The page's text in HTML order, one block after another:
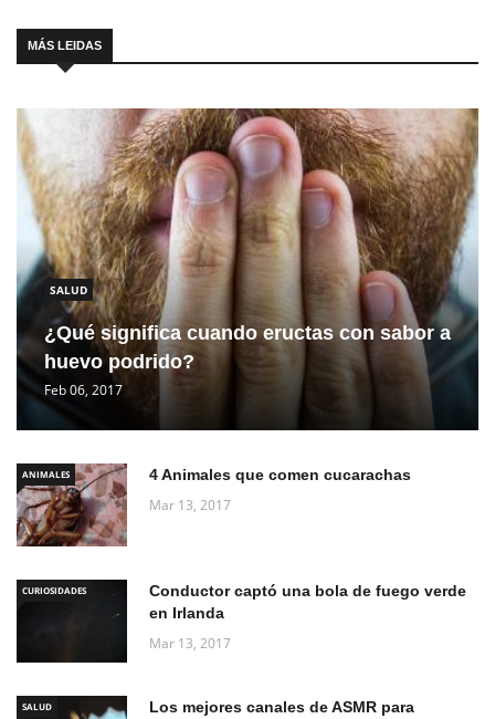
MÁS LEIDAS
SALUD
¿Qué significa cuando eructas con sabor a
huevo podrido?
Feb 06, 2017
ANIMALES 4 Animales que comen cucarachas
Mar 13, 2017
CURIOSIDADES
Conductor captó una bola de fuego verde
en Irlanda
Mar 13, 2017
SALUD
Los mejores canales de ASMR para